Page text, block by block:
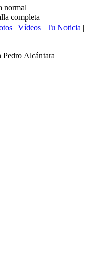
normal
completa
| Vídeos | Tu Noticia |
Pedro Alcántara